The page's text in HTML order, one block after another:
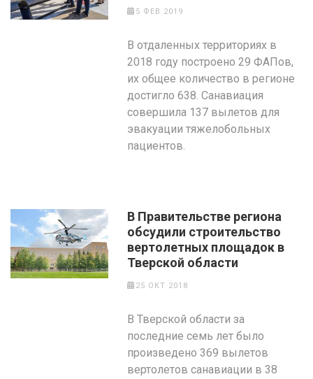
5 ФЕВ 2019
В отдаленных территориях в
2018 году построено 29 ФАПов,
их общее количество в регионе
достигло 638. Санавиация
совершила 137 вылетов для
эвакуации тяжелобольных
пациентов.
В Правительстве региона
обсудили строительство
вертолетных площадок в
Тверской области
25 ОКТ 2018
В Тверской области за
последние семь лет было
произведено 369 вылетов
вертолетов санавиации в 38